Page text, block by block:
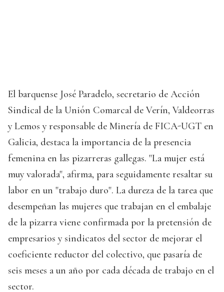
El barquense José Paradelo, secretario de Acción
Sindical de la Unión Comarcal de Verín, Valdeorras
y Lemos y responsable de Minería de FICA-UGT en
Galicia, destaca la importancia de la presencia
femenina en las pizarreras gallegas. "La mujer está
muy valorada", afirma, para seguidamente resaltar su
labor en un "trabajo duro". La dureza de la tarea que
desempeñan las mujeres que trabajan en el embalaje
de la pizarra viene confirmada por la pretensión de
empresarios y sindicatos del sector de mejorar el
coeficiente reductor del colectivo, que pasaría de
seis meses a un año por cada década de trabajo en el
sector.